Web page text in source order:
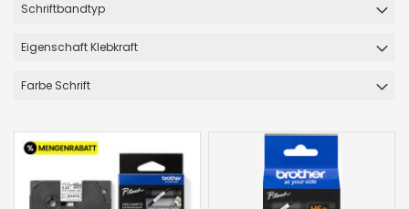
Schriftbandtyp
Eigenschaft Klebkraft
Farbe Schrift